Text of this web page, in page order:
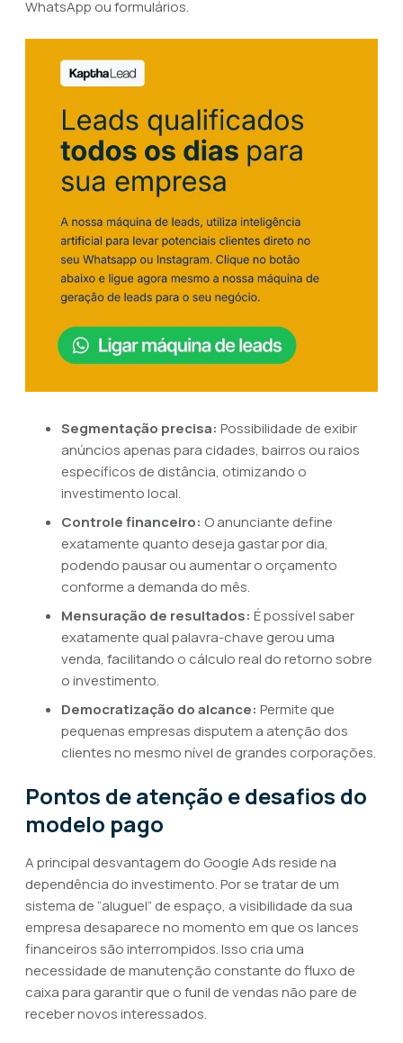
WhatsApp ou formulários.
Segmentação precisa: Possibilidade de exibir
anúncios apenas para cidades, bairros ou raios
específicos de distância, otimizando o
investimento local.
Controle financeiro: O anunciante define
exatamente quanto deseja gastar por dia,
podendo pausar ou aumentar o orçamento
conforme a demanda do mês.
Mensuração de resultados: É possível saber
exatamente qual palavra-chave gerou uma
venda, facilitando o cálculo real do retorno sobre
o investimento.
Democratização do alcance: Permite que
pequenas empresas disputem a atenção dos
clientes no mesmo nível de grandes corporações.
Pontos de atenção e desafios do
modelo pago
A principal desvantagem do Google Ads reside na
dependência do investimento. Por se tratar de um
sistema de “aluguel” de espaço, a visibilidade da sua
empresa desaparece no momento em que os lances
financeiros são interrompidos. Isso cria uma
necessidade de manutenção constante do fluxo de
caixa para garantir que o funil de vendas não pare de
receber novos interessados.